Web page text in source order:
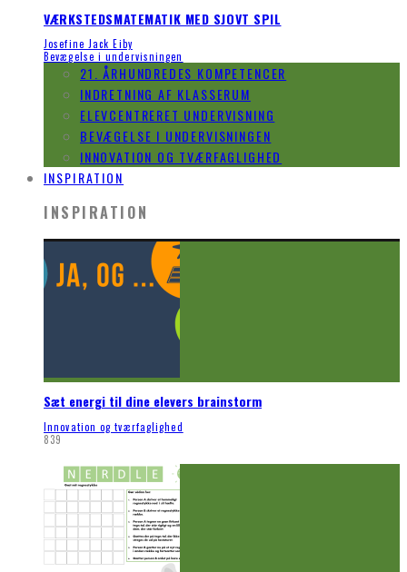
VÆRKSTEDSMATEMATIK MED SJOVT SPIL
Josefine Jack Eiby
Bevægelse i undervisningen
21. ÅRHUNDREDES KOMPETENCER
INDRETNING AF KLASSERUM
ELEVCENTRERET UNDERVISNING
BEVÆGELSE I UNDERVISNINGEN
INNOVATION OG TVÆRFAGLIGHED
INSPIRATION
INSPIRATION
Sæt energi til dine elevers brainstorm
Innovation og tværfaglighed
839